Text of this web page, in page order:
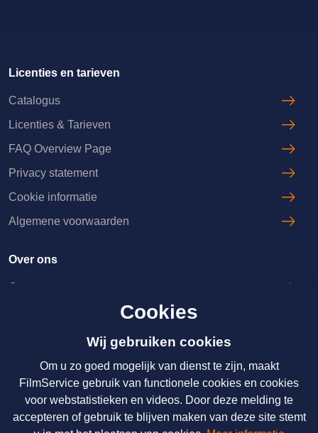
Licenties en tarieven
Catalogus
Licenties & Tarieven
FAQ Overview Page
Privacy statement
Cookie informatie
Algemene voorwaarden
Over ons
Over ons
Nieuws
Over ons
Licenties & Tarieven
Cookies
Wij gebruiken cookies
Om u zo goed mogelijk van dienst te zijn, maakt
FilmService gebruik van functionele cookies en cookies
voor webstatistieken en videos. Door deze melding te
accepteren of gebruik te blijven maken van deze site stemt